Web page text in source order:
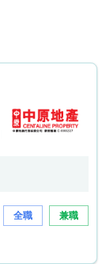
全職 兼職